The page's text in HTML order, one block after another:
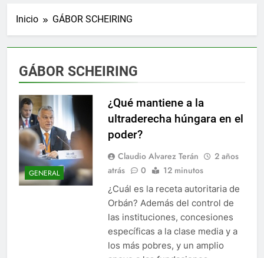
Inicio GÁBOR SCHEIRING
GÁBOR SCHEIRING
GENERAL
¿Qué mantiene a la
ultraderecha húngara en el
poder?
Claudio Alvarez Terán
2 años
atrás
0 12 minutos
¿Cuál es la receta autoritaria de
Orbán? Además del control de
las instituciones, concesiones
específicas a la clase media y a
los más pobres, y un amplio